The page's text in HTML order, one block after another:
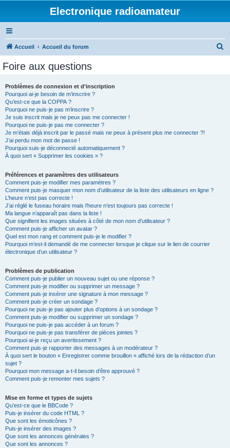
Electronique radioamateur
Accueil Accueil du forum
Foire aux questions
Problèmes de connexion et d’inscription
Pourquoi ai-je besoin de m’inscrire ?
Qu’est-ce que la COPPA ?
Pourquoi ne puis-je pas m’inscrire ?
Je suis inscrit mais je ne peux pas me connecter !
Pourquoi ne puis-je pas me connecter ?
Je m’étais déjà inscrit par le passé mais ne peux à présent plus me connecter ?!
J’ai perdu mon mot de passe !
Pourquoi suis-je déconnecté automatiquement ?
À quoi sert « Supprimer les cookies » ?
Préférences et paramètres des utilisateurs
Comment puis-je modifier mes paramètres ?
Comment puis-je masquer mon nom d’utilisateur de la liste des utilisateurs en ligne ?
L’heure n’est pas correcte !
J’ai réglé le fuseau horaire mais l’heure n’est toujours pas correcte !
Ma langue n’apparaît pas dans la liste !
Que signifient les images situées à côté de mon nom d’utilisateur ?
Comment puis-je afficher un avatar ?
Quel est mon rang et comment puis-je le modifier ?
Pourquoi m’est-il demandé de me connecter lorsque je clique sur le lien de courrier
électronique d’un utilisateur ?
Problèmes de publication
Comment puis-je publier un nouveau sujet ou une réponse ?
Comment puis-je modifier ou supprimer un message ?
Comment puis-je insérer une signature à mon message ?
Comment puis-je créer un sondage ?
Pourquoi ne puis-je pas ajouter plus d’options à un sondage ?
Comment puis-je modifier ou supprimer un sondage ?
Pourquoi ne puis-je pas accéder à un forum ?
Pourquoi ne puis-je pas transférer de pièces jointes ?
Pourquoi ai-je reçu un avertissement ?
Comment puis-je rapporter des messages à un modérateur ?
À quoi sert le bouton « Enregistrer comme brouillon » affiché lors de la rédaction d’un
sujet ?
Pourquoi mon message a-t-il besoin d’être approuvé ?
Comment puis-je remonter mes sujets ?
Mise en forme et types de sujets
Qu’est-ce que le BBCode ?
Puis-je insérer du code HTML ?
Que sont les émoticônes ?
Puis-je insérer des images ?
Que sont les annonces générales ?
Que sont les annonces ?